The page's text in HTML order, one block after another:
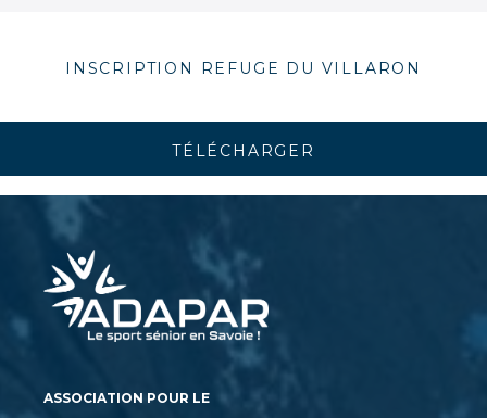
INSCRIPTION REFUGE DU VILLARON
TÉLÉCHARGER
ASSOCIATION POUR LE